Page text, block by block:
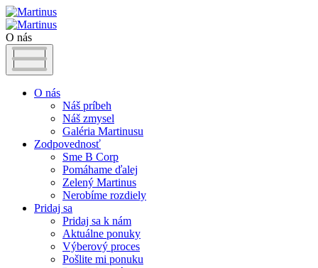
O nás
O nás
Náš príbeh
Náš zmysel
Galéria Martinusu
Zodpovednosť
Sme B Corp
Pomáhame ďalej
Zelený Martinus
Nerobíme rozdiely
Pridaj sa
Pridaj sa k nám
Aktuálne ponuky
Výberový proces
Pošlite mi ponuku